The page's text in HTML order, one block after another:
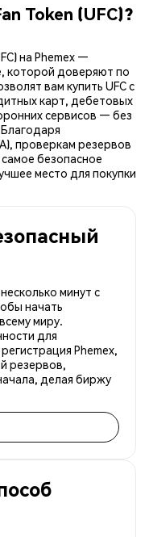
Token (UFC)?
на Phemex —
которой доверяют по
вам купить UFC с
карт, дебетовых
сервисов — без
проверкам резервов
безопасное
место для покупки
минут с
начать
миру.
для
Phemex,
резервов,
делая биржу